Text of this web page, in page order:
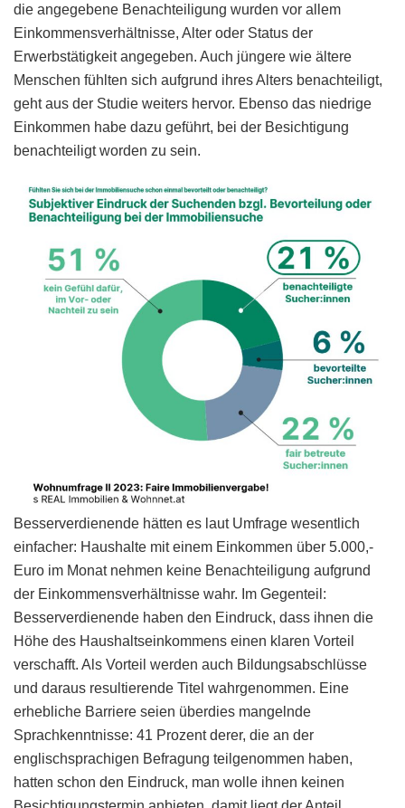
die angegebene Benachteiligung wurden vor allem
Einkommensverhältnisse, Alter oder Status der
Erwerbstätigkeit angegeben. Auch jüngere wie ältere
Menschen fühlten sich aufgrund ihres Alters benachteiligt,
geht aus der Studie weiters hervor. Ebenso das niedrige
Einkommen habe dazu geführt, bei der Besichtigung
benachteiligt worden zu sein.
Besserverdienende hätten es laut Umfrage wesentlich
einfacher: Haushalte mit einem Einkommen über 5.000,-
Euro im Monat nehmen keine Benachteiligung aufgrund
der Einkommensverhältnisse wahr. Im Gegenteil:
Besserverdienende haben den Eindruck, dass ihnen die
Höhe des Haushaltseinkommens einen klaren Vorteil
verschafft. Als Vorteil werden auch Bildungsabschlüsse
und daraus resultierende Titel wahrgenommen. Eine
erhebliche Barriere seien überdies mangelnde
Sprachkenntnisse: 41 Prozent derer, die an der
englischsprachigen Befragung teilgenommen haben,
hatten schon den Eindruck, man wolle ihnen keinen